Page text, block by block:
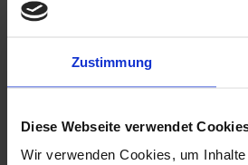
Zustimmung
Diese Webseite verwendet
Wir verwenden Cookies, um
Haube - Mütze – Beanie - Kopfbedeckung.
Kälte schützen und dabei auch noch gut
Sie hält nicht nur warm, sondern ist auch